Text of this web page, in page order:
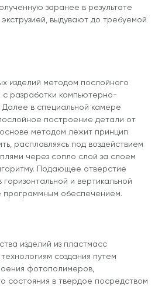
заранее в результате
выдувают до требуемой
изделий методом послойного
с разработки компьютерно-
в специальной камере
построение детали от
методом лежит принцип
расплавляясь под воздействием
через сопло слой за слоем
Подающее отверстие
и вертикальной
программным обеспечением.
изделий из пластмасс
создания путем
фотополимеров,
состояния в твердое посредством